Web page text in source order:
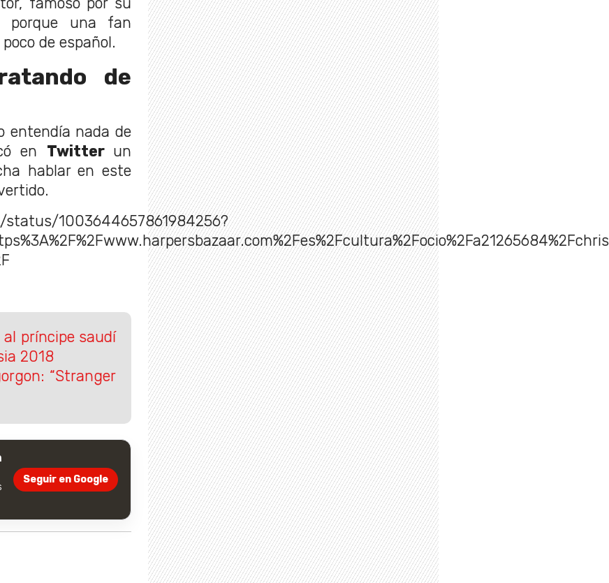
porque una fan
de español.
de
entendía nada de
en Twitter un
hablar en este
1003644657861984256?
príncipe saudí
2018
“Stranger
Seguir en Google